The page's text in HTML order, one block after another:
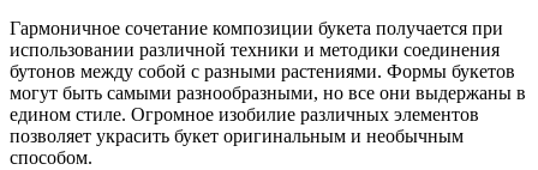
Гармоничное сочетание композиции букета получается при
использовании различной техники и методики соединения
бутонов между собой с разными растениями. Формы букетов
могут быть самыми разнообразными, но все они выдержаны в
едином стиле. Огромное изобилие различных элементов
позволяет украсить букет оригинальным и необычным
способом.